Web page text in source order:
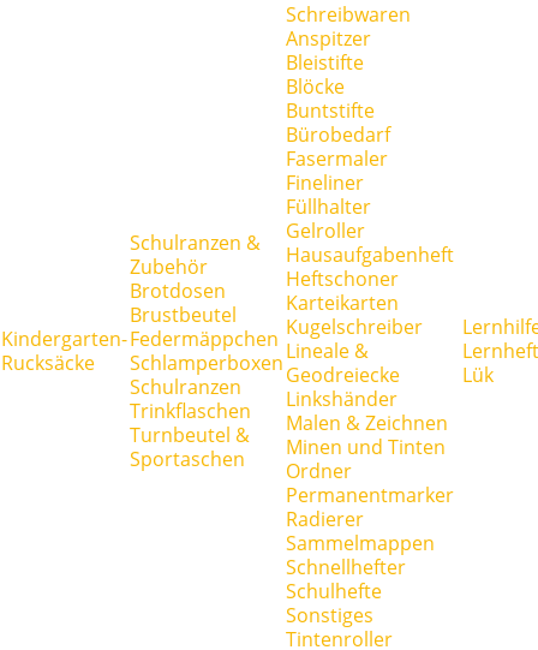
Kindergarten-
Rucksäcke
Schulranzen &
Zubehör
Brotdosen
Brustbeutel
Federmäppchen
Schlamperboxen
Schulranzen
Trinkflaschen
Turnbeutel &
Sportaschen
Schreibwaren
Anspitzer
Bleistifte
Blöcke
Buntstifte
Bürobedarf
Fasermaler
Fineliner
Füllhalter
Gelroller
Hausaufgabenheft
Heftschoner
Karteikarten
Kugelschreiber
Lineale &
Geodreiecke
Linkshänder
Malen & Zeichnen
Minen und Tinten
Ordner
Permanentmarker
Radierer
Sammelmappen
Schnellhefter
Schulhefte
Sonstiges
Tintenroller
Lük